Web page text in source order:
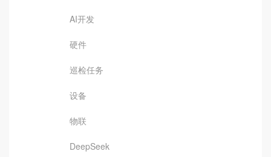
AI开发
硬件
巡检任务
设备
物联
DeepSeek